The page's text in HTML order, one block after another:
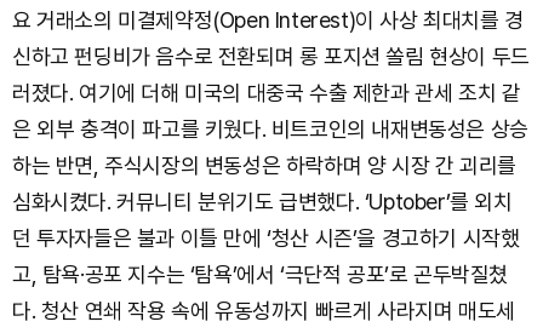
요 거래소의 미결제약정(Open Interest)이 사상 최대치를 경
신하고 펀딩비가 음수로 전환되며 롱 포지션 쏠림 현상이 두드
러졌다. 여기에 더해 미국의 대중국 수출 제한과 관세 조치 같
은 외부 충격이 파고를 키웠다. 비트코인의 내재변동성은 상승
하는 반면, 주식시장의 변동성은 하락하며 양 시장 간 괴리를
심화시켰다. 커뮤니티 분위기도 급변했다. ‘Uptober’를 외치
던 투자자들은 불과 이틀 만에 ‘청산 시즌’을 경고하기 시작했
고, 탐욕·공포 지수는 ‘탐욕’에서 ‘극단적 공포’로 곤두박질쳤
다. 청산 연쇄 작용 속에 유동성까지 빠르게 사라지며 매도세